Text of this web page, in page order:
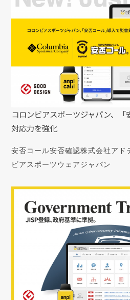
コロンビアスポーツジャパン、
対応力を強化
安否コール安否確認株式会社アド
ビアスポーツウェアジャパン